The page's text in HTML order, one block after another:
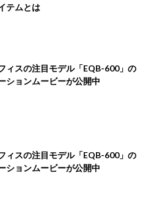
テムとは
ィスの注目モデル「EQB-600」の
ションムービーが公開中
ィスの注目モデル「EQB-600」の
ションムービーが公開中